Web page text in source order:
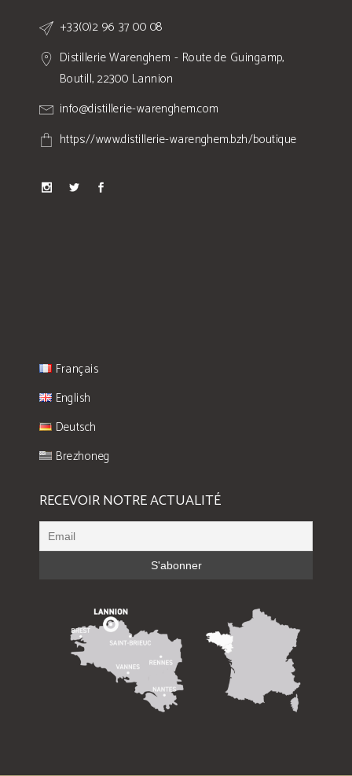
+33(0)2 96 37 00 08
Distillerie Warenghem - Route de Guingamp,
Boutill, 22300 Lannion
info@distillerie-warenghem.com
https://www.distillerie-warenghem.bzh/boutique
Français
English
Deutsch
Brezhoneg
RECEVOIR NOTRE ACTUALITÉ